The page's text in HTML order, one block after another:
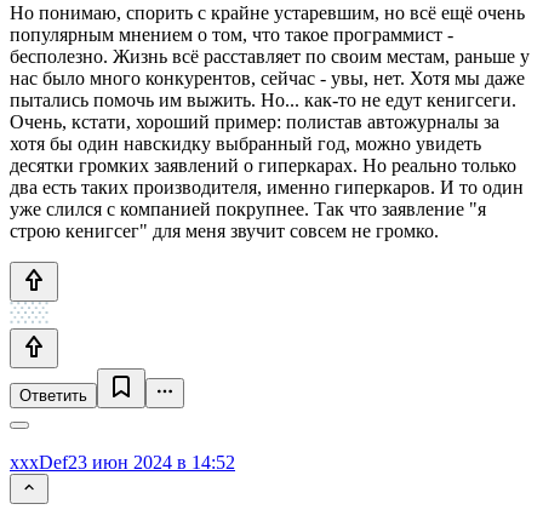
Но понимаю, спорить с крайне устаревшим, но всё ещё очень
популярным мнением о том, что такое программист -
бесполезно. Жизнь всё расставляет по своим местам, раньше у
нас было много конкурентов, сейчас - увы, нет. Хотя мы даже
пытались помочь им выжить. Но... как-то не едут кенигсеги.
Очень, кстати, хороший пример: полистав автожурналы за
хотя бы один навскидку выбранный год, можно увидеть
десятки громких заявлений о гиперкарах. Но реально только
два есть таких производителя, именно гиперкаров. И то один
уже слился с компанией покрупнее. Так что заявление "я
строю кенигсег" для меня звучит совсем не громко.
Ответить
xxxDef23 июн 2024 в 14:52